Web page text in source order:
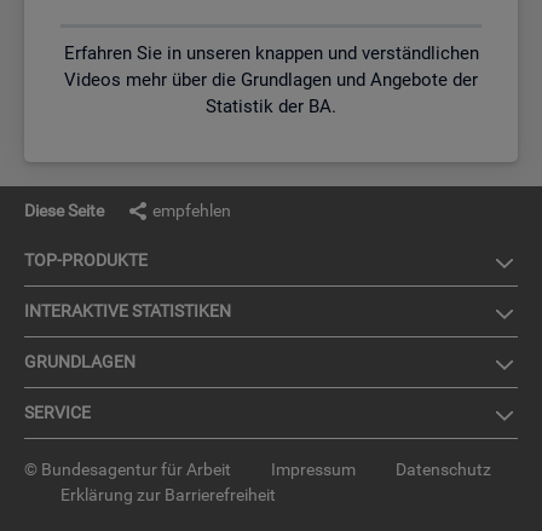
Erfahren Sie in unseren knappen und verständlichen
Videos mehr über die Grundlagen und Angebote der
Statistik der BA.
Diese Seite empfehlen
TOP-PRO­DUK­TE
IN­TER­AK­TI­VE STA­TIS­TI­KEN
GRUND­LA­GEN
SER­VICE
© Bundesagentur für Arbeit Impressum
Datenschutz
Erklärung zur Barrierefreiheit